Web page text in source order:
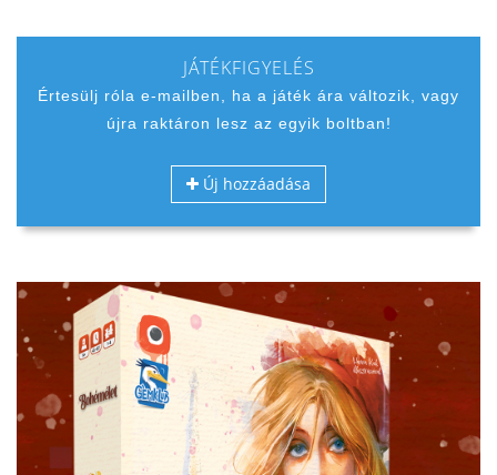
JÁTÉKFIGYELÉS
Értesülj róla e-mailben, ha a játék ára változik, vagy
újra raktáron lesz az egyik boltban!
Új hozzáadása